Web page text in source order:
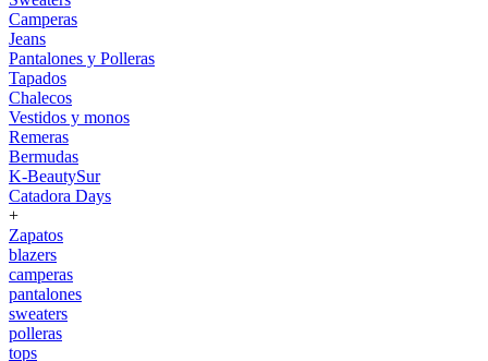
Camperas
Jeans
Pantalones y Polleras
Tapados
Chalecos
Vestidos y monos
Remeras
Bermudas
K-BeautySur
Catadora Days
+
Zapatos
blazers
camperas
pantalones
sweaters
polleras
tops